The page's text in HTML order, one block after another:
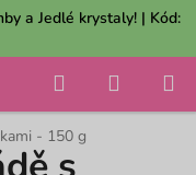
a Jedlé krystaly! | Kód:
Hledat
KOŠÍK
- 150 g